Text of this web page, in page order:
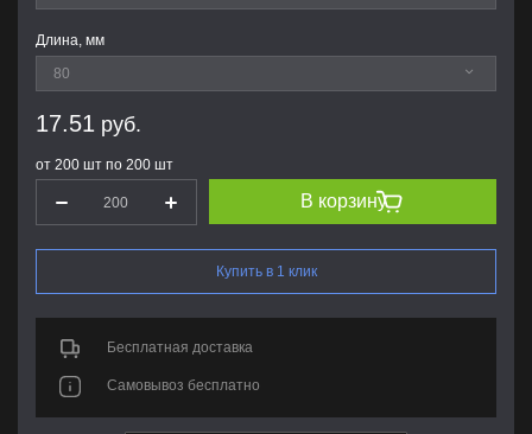
Длина, мм
17.51 руб.
от 200 шт по 200 шт
В корзину
Купить в 1 клик
Бесплатная доставка
Самовывоз бесплатно